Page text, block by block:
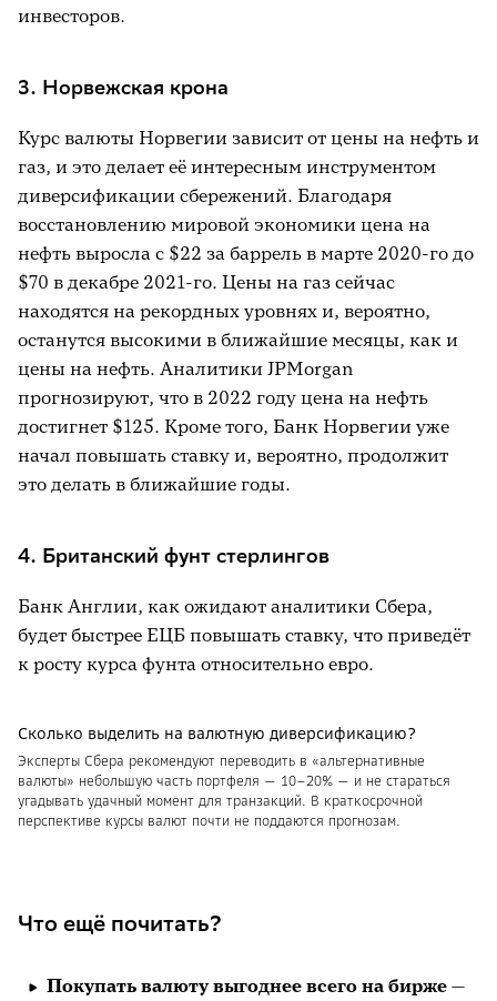
инвесторов.
3. Норвежская крона
Курс валюты Норвегии зависит от цены на нефть и
газ, и это делает её интересным инструментом
диверсификации сбережений. Благодаря
восстановлению мировой экономики цена на
нефть выросла с $22 за баррель в марте 2020-го до
$70 в декабре 2021-го. Цены на газ сейчас
находятся на рекордных уровнях и, вероятно,
останутся высокими в ближайшие месяцы, как и
цены на нефть. Аналитики JPMorgan
прогнозируют, что в 2022 году цена на нефть
достигнет $125. Кроме того, Банк Норвегии уже
начал повышать ставку и, вероятно, продолжит
это делать в ближайшие годы.
4. Британский фунт стерлингов
Банк Англии, как ожидают аналитики Сбера,
будет быстрее ЕЦБ повышать ставку, что приведёт
к росту курса фунта относительно евро.
Сколько выделить на валютную диверсификацию?
Эксперты Сбера рекомендуют переводить в «альтернативные
валюты» небольшую часть портфеля — 10–20% — и не стараться
угадывать удачный момент для транзакций. В краткосрочной
перспективе курсы валют почти не поддаются прогнозам.
Что ещё почитать?
Покупать валюту выгоднее всего на бирже —